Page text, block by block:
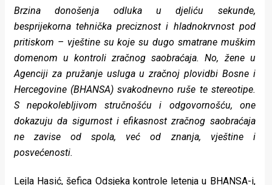
Život
u
pokretu
Ideje
koje
rade
Brzina donošenja odluka u djeliću sekunde,
besprijekorna tehnička preciznost i hladnokrvnost pod
pritiskom – vještine su koje su dugo smatrane muškim
domenom u kontroli zračnog saobraćaja. No, žene u
Agenciji za pružanje usluga u zračnoj plovidbi Bosne i
Hercegovine (BHANSA) svakodnevno ruše te stereotipe.
S nepokolebljivom stručnošću i odgovornošću, one
dokazuju da sigurnost i efikasnost zračnog saobraćaja
ne zavise od spola, već od znanja, vještine i
posvećenosti.
Lejla Hasić, šefica Odsjeka kontrole letenja u BHANSA-i,